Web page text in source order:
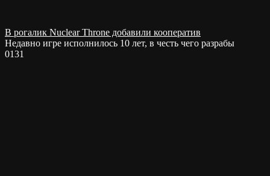
В рогалик Nuclear Throne добавили кооператив
Недавно игре исполнилось 10 лет, в честь чего разрабы
0131